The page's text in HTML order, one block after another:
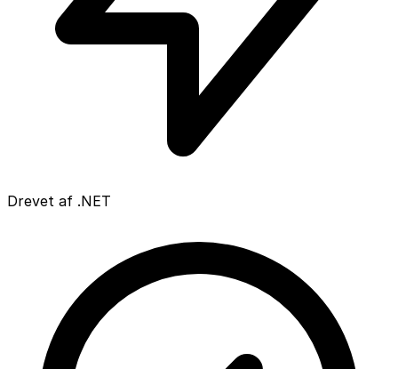
Drevet af .NET